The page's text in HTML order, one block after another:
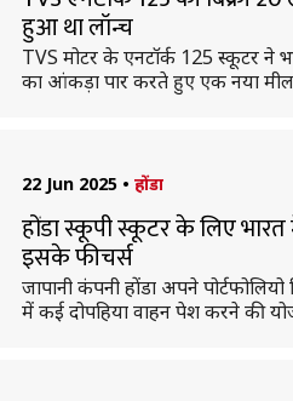
हुआ था लॉन्च
TVS मोटर के एनटॉर्क 125 स्कूटर ने
का आंकड़ा पार करते हुए एक नया मील
22 Jun 2025 • होंडा
होंडा स्कूपी स्कूटर के लिए
इसके फीचर्स
जापानी कंपनी होंडा अपने
में कई दोपहिया वाहन पेश करने की